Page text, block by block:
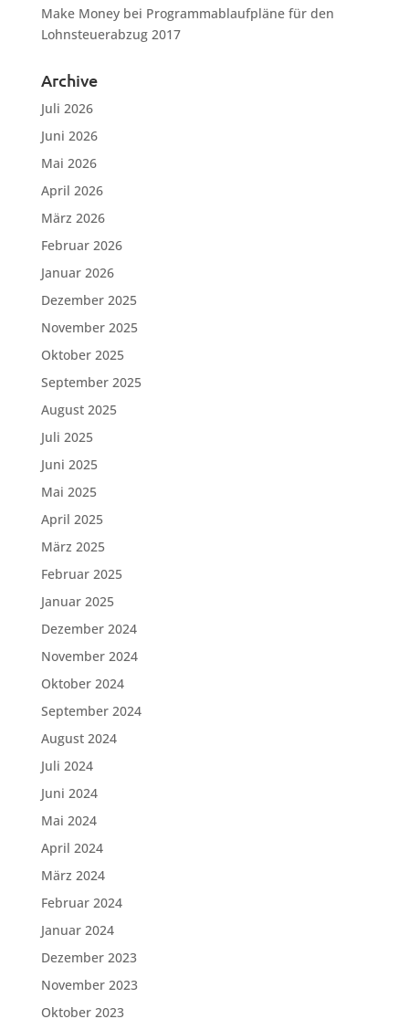
Make Moneybei Programmablaufpläne für den
Lohnsteuerabzug 2017
Archive
Juli 2026
Juni 2026
Mai 2026
April 2026
März 2026
Februar 2026
Januar 2026
Dezember 2025
November 2025
Oktober 2025
September 2025
August 2025
Juli 2025
Juni 2025
Mai 2025
April 2025
März 2025
Februar 2025
Januar 2025
Dezember 2024
November 2024
Oktober 2024
September 2024
August 2024
Juli 2024
Juni 2024
Mai 2024
April 2024
März 2024
Februar 2024
Januar 2024
Dezember 2023
November 2023
Oktober 2023